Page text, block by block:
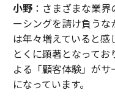
小野：さまざまな業界
ーシングを請け負う
は年々増えていると感
とくに顕著となって
よる「顧客体験」が
になっています。